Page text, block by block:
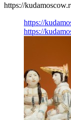
https://
https://
https://